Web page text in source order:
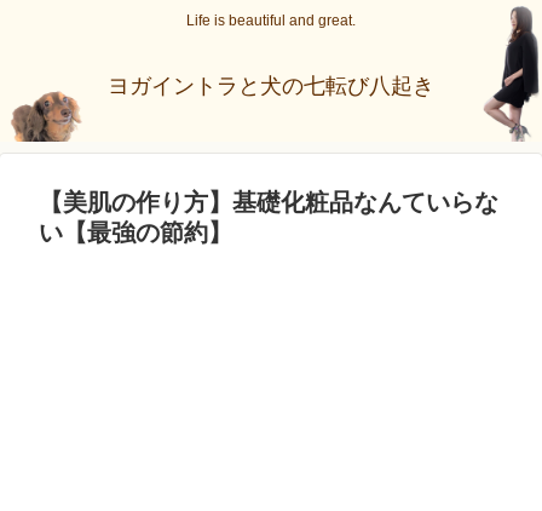
Life is beautiful and great.
ヨガイントラと犬の七転び八起き
【美肌の作り方】基礎化粧品なんていらな
い【最強の節約】